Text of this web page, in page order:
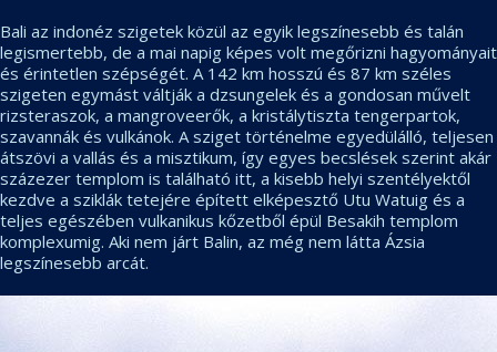
Bali az indonéz szigetek közül az egyik legszínesebb és talán
legismertebb, de a mai napig képes volt megőrizni hagyományait
és érintetlen szépségét. A 142 km hosszú és 87 km széles
szigeten egymást váltják a dzsungelek és a gondosan művelt
rizsteraszok, a mangroveerők, a kristálytiszta tengerpartok,
szavannák és vulkánok. A sziget történelme egyedülálló, teljesen
átszövi a vallás és a misztikum, így egyes becslések szerint akár
százezer templom is található itt, a kisebb helyi szentélyektől
kezdve a sziklák tetejére épített elképesztő Utu Watuig és a
teljes egészében vulkanikus kőzetből épül Besakih templom
komplexumig. Aki nem járt Balin, az még nem látta Ázsia
legszínesebb arcát.